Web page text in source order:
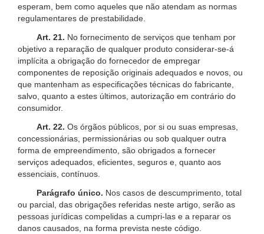
esperam, bem como aqueles que não atendam as normas
regulamentares de prestabilidade.
Art. 21. No fornecimento de serviços que tenham por
objetivo a reparação de qualquer produto considerar-se-á
implícita a obrigação do fornecedor de empregar
componentes de reposição originais adequados e novos, ou
que mantenham as especificações técnicas do fabricante,
salvo, quanto a estes últimos, autorização em contrário do
consumidor.
Art. 22. Os órgãos públicos, por si ou suas empresas,
concessionárias, permissionárias ou sob qualquer outra
forma de empreendimento, são obrigados a fornecer
serviços adequados, eficientes, seguros e, quanto aos
essenciais, contínuos.
Parágrafo único. Nos casos de descumprimento, total
ou parcial, das obrigações referidas neste artigo, serão as
pessoas jurídicas compelidas a cumpri-las e a reparar os
danos causados, na forma prevista neste código.